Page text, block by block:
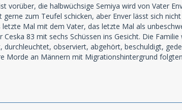
vorüber, die halbwüchsige Semiya wird von Vater
zum Teufel schicken, aber Enver lässt sich
Mal mit dem Vater, das letzte Mal als
83 mit sechs Schüssen ins Gesicht. Die
durchleuchtet, observiert, abgehört, beschuldigt,
Morde an Männern mit Migrationshintergrund